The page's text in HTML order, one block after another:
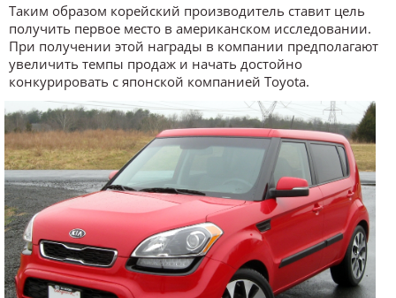
Таким образом корейский производитель ставит цель
получить первое место в американском исследовании.
При получении этой награды в компании предполагают
увеличить темпы продаж и начать достойно
конкурировать с японской компанией Toyota.